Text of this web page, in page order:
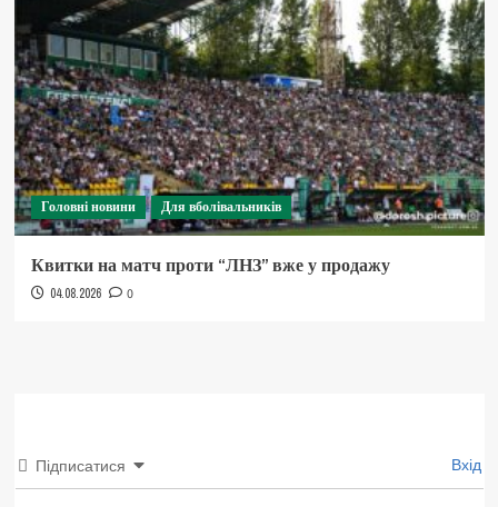
Головні новини Для вболівальників
Квитки на матч проти “ЛНЗ” вже у продажу
04.08.2026 0
Підписатися Вхід